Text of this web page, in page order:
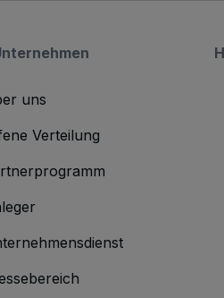
uns
Verteilung